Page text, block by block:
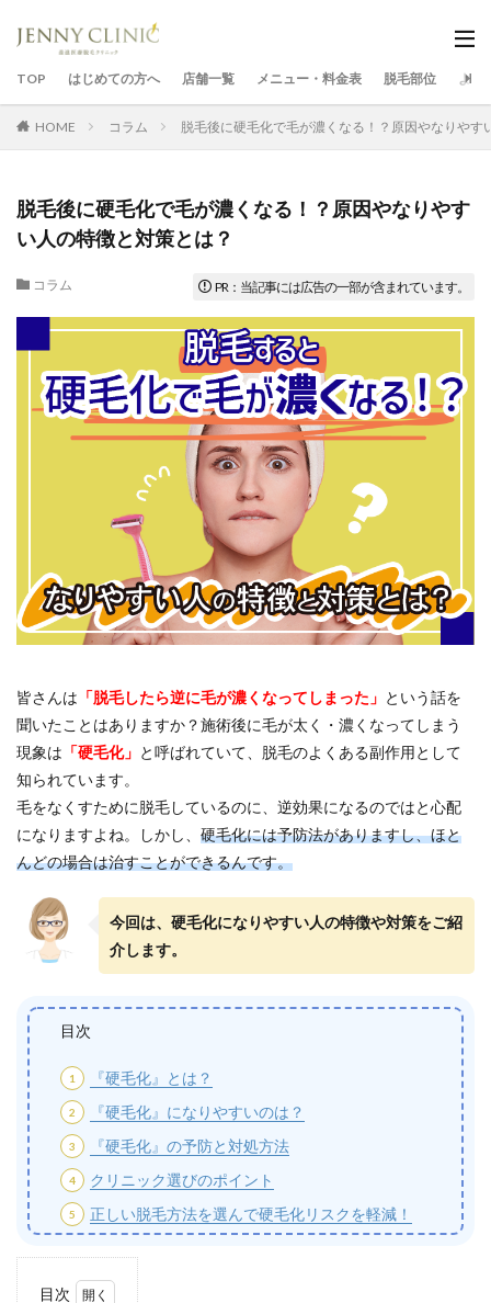
TOP はじめての方へ 店舗一覧 メニュー・料金表 脱毛部位 よく
HOME コラム 脱毛後に硬毛化で毛が濃くなる！？原因やなりやす
脱毛後に硬毛化で毛が濃くなる！？原因やなりやす
い人の特徴と対策とは？
コラム
皆さんは 「脱毛したら逆に毛が濃くなってしまった」 という話を
聞いたことはありますか？施術後に毛が太く・濃くなってしまう
現象は 「硬毛化」 と呼ばれていて、脱毛のよくある副作用として
知られています。
毛をなくすために脱毛しているのに、逆効果になるのではと心配
になりますよね。しかし、 硬毛化には予防法がありますし、ほと
んどの場合は治すことができるんです。
今回は、硬毛化になりやすい人の特徴や対策をご紹
介します。
目次
『硬毛化』とは？
『硬毛化』になりやすいのは？
『硬毛化』の予防と対処方法
クリニック選びのポイント
正しい脱毛方法を選んで硬毛化リスクを軽減！
目次